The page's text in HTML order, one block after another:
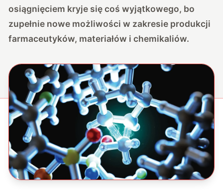
osiągnięciem kryje się coś wyjątkowego, bo
zupełnie nowe możliwości w zakresie produkcji
farmaceutyków, materiałów i chemikaliów.